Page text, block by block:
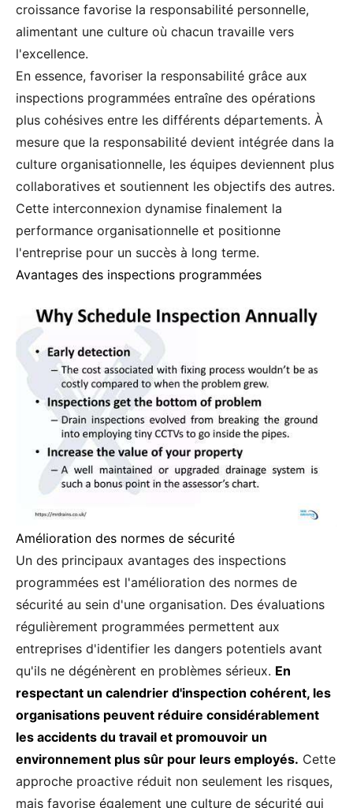
croissance favorise la responsabilité personnelle,
alimentant une culture où chacun travaille vers
l'excellence.
En essence, favoriser la responsabilité grâce aux
inspections programmées entraîne des opérations
plus cohésives entre les différents départements. À
mesure que la responsabilité devient intégrée dans la
culture organisationnelle, les équipes deviennent plus
collaboratives et soutiennent les objectifs des autres.
Cette interconnexion dynamise finalement la
performance organisationnelle et positionne
l'entreprise pour un succès à long terme.
Avantages des inspections programmées
Amélioration des normes de sécurité
Un des principaux avantages des inspections
programmées est l'amélioration des normes de
sécurité au sein d'une organisation. Des évaluations
régulièrement programmées permettent aux
entreprises d'identifier les dangers potentiels avant
qu'ils ne dégénèrent en problèmes sérieux. En
respectant un calendrier d'inspection cohérent, les
organisations peuvent réduire considérablement
les accidents du travail et promouvoir un
environnement plus sûr pour leurs employés. Cette
approche proactive réduit non seulement les risques,
mais favorise également une culture de sécurité qui